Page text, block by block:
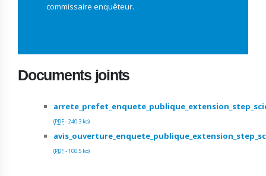
commissaire enquêteur.
Documents joints
(PDF-240.3 ko)
(PDF-100.5 ko)